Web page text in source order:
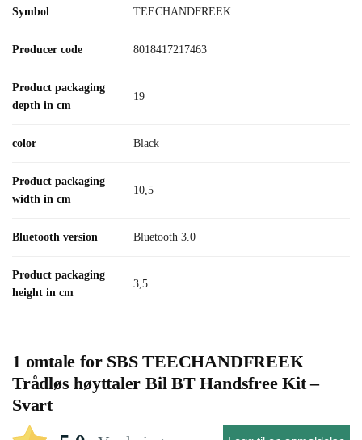
Symbol TEECHANDFREEK
Producer code 8018417217463
Product packaging
depth in cm
19
color Black
Product packaging
width in cm
10,5
Bluetooth version Bluetooth 3.0
Product packaging
height in cm
3,5
1 omtale for SBS TEECHANDFREEK
Trådløs høyttaler Bil BT Handsfree Kit –
Svart